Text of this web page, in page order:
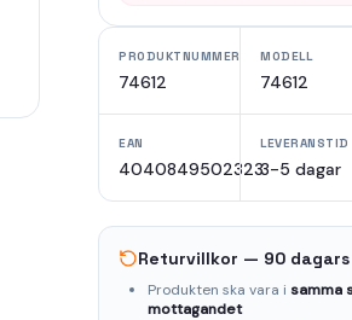
PRODUKTNUMMER
74612
MODELL
74612
EAN
4040849502323
LEVERANSTID
3-5 dagar
Returvillkor — 90
Produkten ska vara i samma
mottagandet